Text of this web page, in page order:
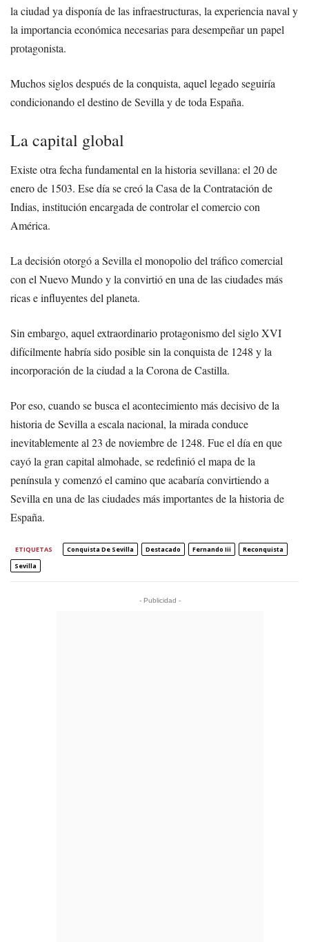
la ciudad ya disponía de las infraestructuras, la experiencia naval y
la importancia económica necesarias para desempeñar un papel
protagonista.
Muchos siglos después de la conquista, aquel legado seguiría
condicionando el destino de Sevilla y de toda España.
La capital global
Existe otra fecha fundamental en la historia sevillana: el 20 de
enero de 1503. Ese día se creó la Casa de la Contratación de
Indias, institución encargada de controlar el comercio con
América.
La decisión otorgó a Sevilla el monopolio del tráfico comercial
con el Nuevo Mundo y la convirtió en una de las ciudades más
ricas e influyentes del planeta.
Sin embargo, aquel extraordinario protagonismo del siglo XVI
difícilmente habría sido posible sin la conquista de 1248 y la
incorporación de la ciudad a la Corona de Castilla.
Por eso, cuando se busca el acontecimiento más decisivo de la
historia de Sevilla a escala nacional, la mirada conduce
inevitablemente al 23 de noviembre de 1248. Fue el día en que
cayó la gran capital almohade, se redefinió el mapa de la
península y comenzó el camino que acabaría convirtiendo a
Sevilla en una de las ciudades más importantes de la historia de
España.
ETIQUETAS Conquista De Sevilla Destacado Fernando Iii
Reconquista
Sevilla
- Publicidad -